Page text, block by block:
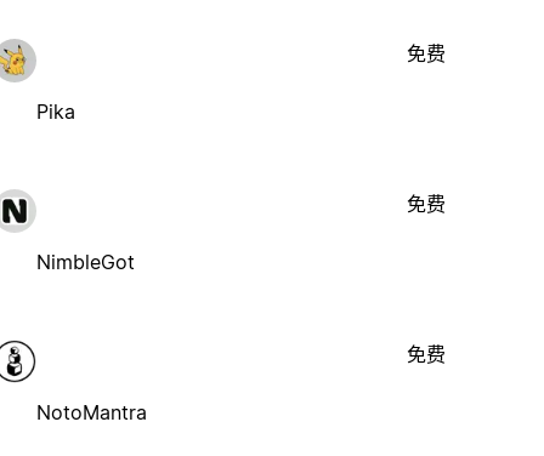
Pika
免费
NimbleGot
免费
NotoMantra
免费